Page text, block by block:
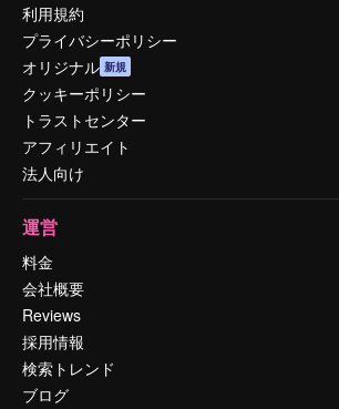
利用規約
プライバシーポリシー
オリジナル 新規
クッキーポリシー
トラストセンター
アフィリエイト
法人向け
運営
料金
会社概要
Reviews
採用情報
検索トレンド
ブログ